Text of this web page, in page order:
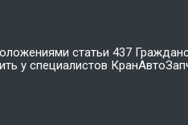
статьи 437
у специалистов